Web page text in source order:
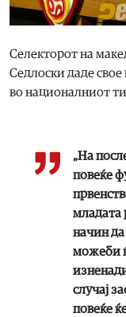
Селекторот на
Седлоски даде
во националниот
„На
повеќе
младата
начин да
можеби
случај
повеќе